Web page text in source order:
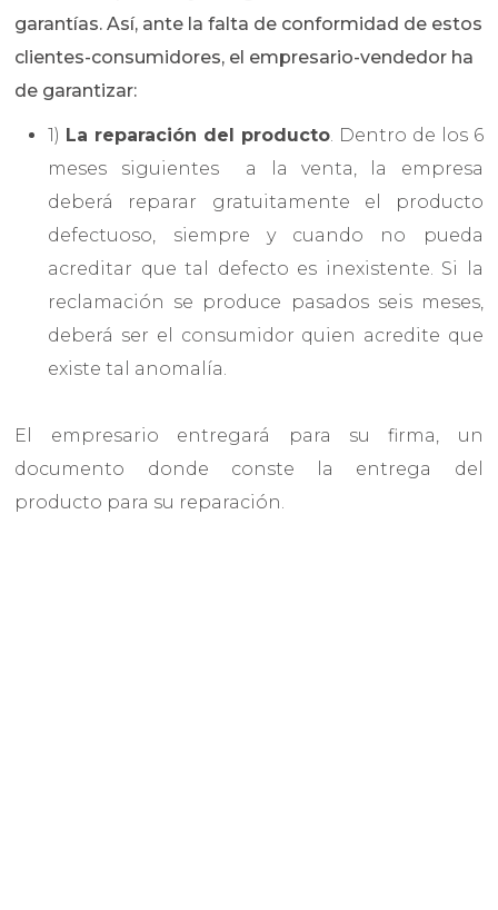
garantías. Así, ante la falta de conformidad de estos
clientes-consumidores, el empresario-vendedor ha
de garantizar:
1) La reparación del producto. Dentro de los 6
meses siguientes a la venta, la empresa
deberá reparar gratuitamente el producto
defectuoso, siempre y cuando no pueda
acreditar que tal defecto es inexistente. Si la
reclamación se produce pasados seis meses,
deberá ser el consumidor quien acredite que
existe tal anomalía.
El empresario entregará para su firma, un
documento donde conste la entrega del
producto para su reparación.